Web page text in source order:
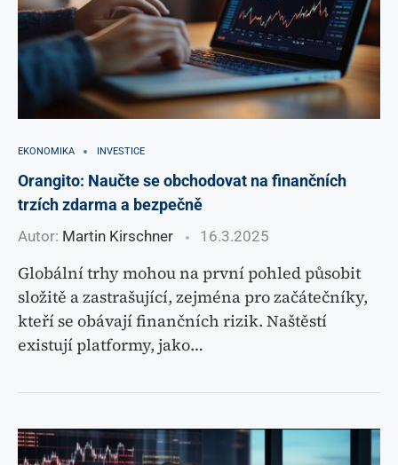
EKONOMIKA INVESTICE
Orangito: Naučte se obchodovat na finančních
trzích zdarma a bezpečně
Autor: Martin Kirschner 16.3.2025
Globální trhy mohou na první pohled působit
složitě a zastrašující, zejména pro začátečníky,
kteří se obávají finančních rizik. Naštěstí
existují platformy, jako…